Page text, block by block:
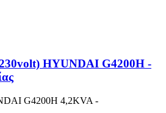
(230volt) HYUNDAI G4200H -
G4200H 4,2KVA -